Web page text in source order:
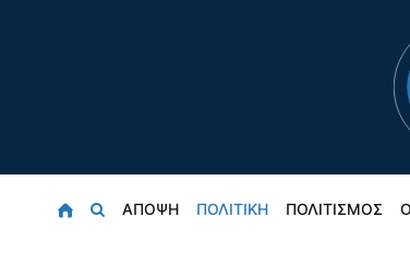
ΑΠΟΨΗ ΠΟΛΙΤΙΚΗ ΠΟΛΙΤΙΣΜΟΣ